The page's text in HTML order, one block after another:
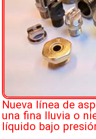
Nueva línea de
una fina lluvia o
líquido bajo